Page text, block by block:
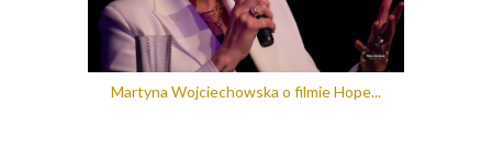
Martyna Wojciechowska o filmie Hope...